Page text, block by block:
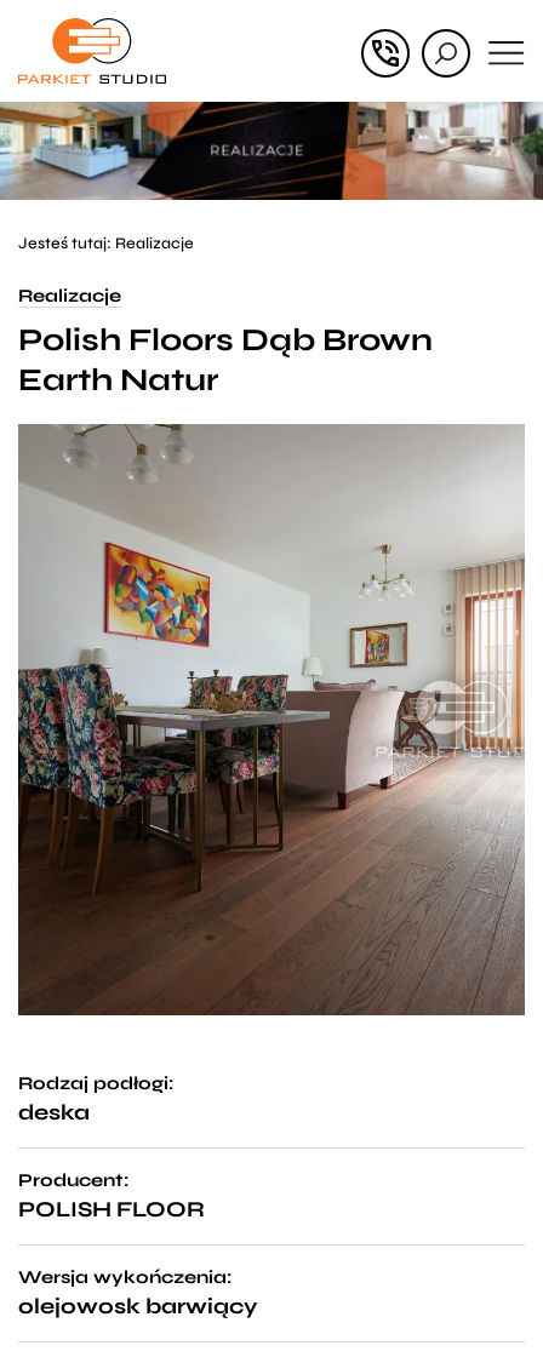
Przejdź
głównego
Przejdź
menu
w
stopce
Jesteś tutaj: Realizacje
Realizacje
Polish Floors Dąb Brown
Earth Natur
Rodzaj podłogi:
deska
Producent:
POLISH FLOOR
Wersja wykończenia:
olejowosk barwiący